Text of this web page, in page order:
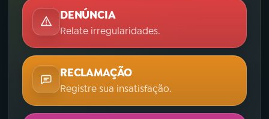
DENÚNCIA
Relate irregularidades.
RECLAMAÇÃO
Registre sua insatisfação.